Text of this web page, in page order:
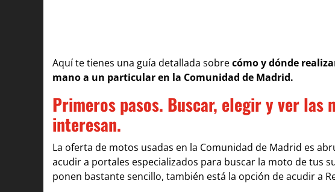
Aquí te tienes una guía detallada sobrecómo y dónde
mano a un particular en la Comunidad de Madrid.
Primeros pasos. Buscar, elegir y ver las
interesan.
La oferta de motos usadas en la Comunidad de Madrid es
acudir a portales especializados para buscar la moto de tus
ponen bastante sencillo, también está la opción de acudir a